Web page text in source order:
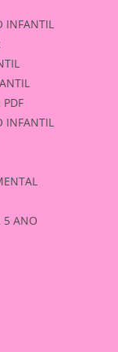
INFANTIL
PDF
INFANTIL
5 ANO